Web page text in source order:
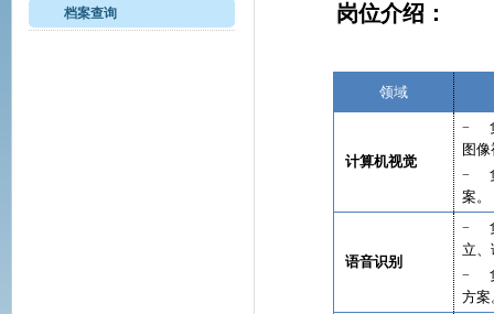
档案查询
岗位介绍：
领域
计算机视觉
−
图
−
案。
语音识别
−
立
−
方案